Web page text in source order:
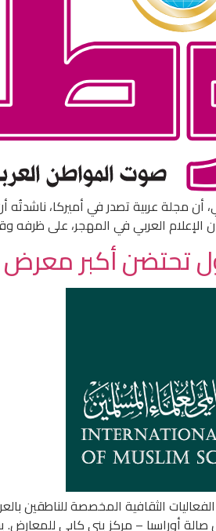
مجلة عربية تصدر في أميركا،
الإعلام العربي في المهجر، على ظرفه
أكبر معرض للكتاب
الثقافية المخصصة للناطقين